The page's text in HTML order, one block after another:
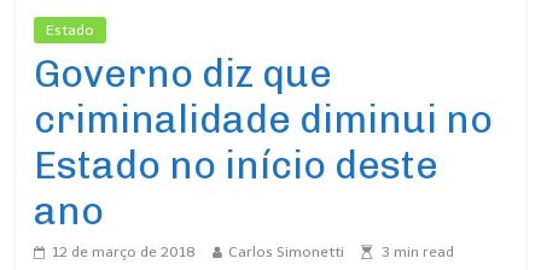
Estado
Governo diz que
criminalidade diminui no
Estado no início deste
ano
12 de março de 2018 Carlos Simonetti 3 min read